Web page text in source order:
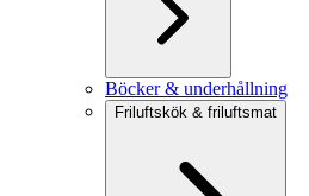
Böcker & underhållning
Friluftskök & friluftsmat